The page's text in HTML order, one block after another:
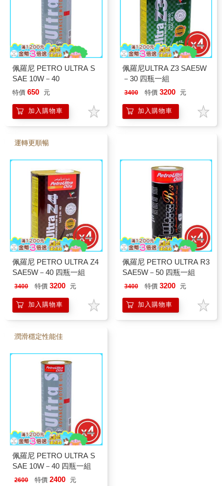
佩羅尼 PETRO ULTRA S
SAE 10W－40
特價 650 元
加入購物車
佩羅尼ULTRA Z3 SAE5W
－30 四瓶一組
3400 特價 3200 元
加入購物車
運轉更順暢
佩羅尼 PETRO ULTRA Z4
SAE5W－40 四瓶一組
3400 特價 3200 元
加入購物車
佩羅尼 PETRO ULTRA R3
SAE5W－50 四瓶一組
3400 特價 3200 元
加入購物車
潤滑穩定性能佳
佩羅尼 PETRO ULTRA S
SAE 10W－40 四瓶一組
2600 特價 2400 元